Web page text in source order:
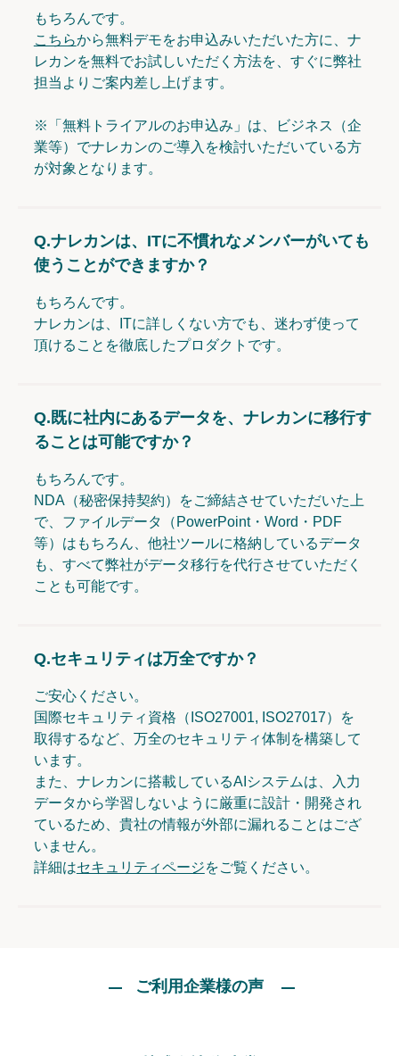
もちろんです。
こちらから無料デモをお申込みいただいた方に、ナ
レカンを無料でお試しいただく方法を、すぐに弊社
担当よりご案内差し上げます。
※「無料トライアルのお申込み」は、ビジネス（企
業等）でナレカンのご導入を検討いただいている方
が対象となります。
Q.ナレカンは、ITに不慣れなメンバーがいても
使うことができますか？
もちろんです。
ナレカンは、ITに詳しくない方でも、迷わず使って
頂けることを徹底したプロダクトです。
Q.既に社内にあるデータを、ナレカンに移行す
ることは可能ですか？
もちろんです。
NDA（秘密保持契約）をご締結させていただいた上
で、ファイルデータ（PowerPoint・Word・PDF
等）はもちろん、他社ツールに格納しているデータ
も、すべて弊社がデータ移行を代行させていただく
ことも可能です。
Q.セキュリティは万全ですか？
ご安心ください。
国際セキュリティ資格（ISO27001, ISO27017）を
取得するなど、万全のセキュリティ体制を構築して
います。
また、ナレカンに搭載しているAIシステムは、入力
データから学習しないように厳重に設計・開発され
ているため、貴社の情報が外部に漏れることはござ
いません。
詳細はセキュリティページをご覧ください。
ご利用企業様の声